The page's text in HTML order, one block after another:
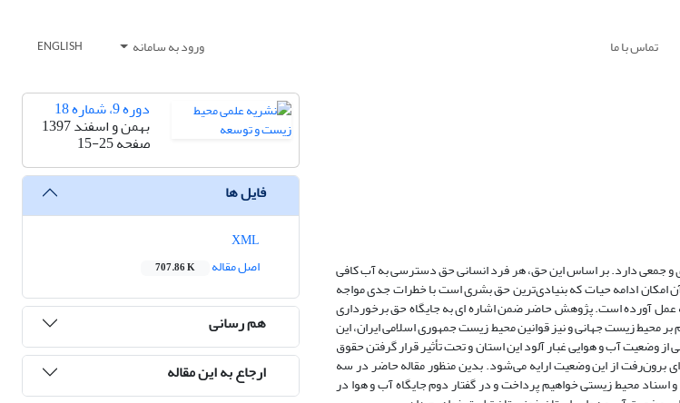
تماس با ما ورود به سامانه ENGLISH
و جمعی دارد. بر اساس این حق، هر فرد انسانی حق دسترسی به آب کافی
ادامه حیات که بنیادی‌ترین حق بشری است با خطرات جدی مواجه
عمل آورده است. پژوهش حاضر ضمن اشاره ای به جایگاه حق برخورداری
محیط زیست جهانی و نیز قوانین محیط زیست جمهوری اسلامی ایران، این
آب و هوایی غبار آلود این استان و تحت تأثیر قرار گرفتن حقوق
از این وضعیت ارایه می‌شود. بدین منظور مقاله حاضر در سه
محیط زیستی خواهیم پرداخت و در گفتار دوم جایگاه آب و هوا در
دوره 9، شماره 18
بهمن و اسفند 1397
صفحه15-25
فایل ها
اصل مقاله
707.86 K
هم رسانی
ارجاع به این مقاله